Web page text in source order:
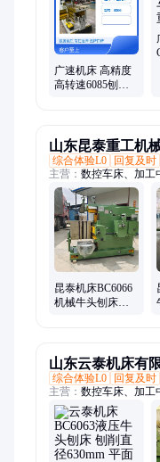
广速机床 高精度
高转速6085刨床
山东昆泰重工机
综合体验L0
回复及时
主营： 数控车床、加工
金属带锯床、滚齿机、
昆泰机床BC6066
机械牛头刨床平
山东云泰机床有
综合体验L0
回复及时
主营： 数控车床、加工